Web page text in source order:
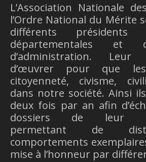
L’Association Nationale
l’Ordre National du Mérite
différents présidents
départementales et
d’administration.
d’œuvrer pour que
citoyenneté, civisme,
dans notre société. Ainsi
deux fois par an afin
dossiers de leur
permettant de
comportements
mise à l’honneur par